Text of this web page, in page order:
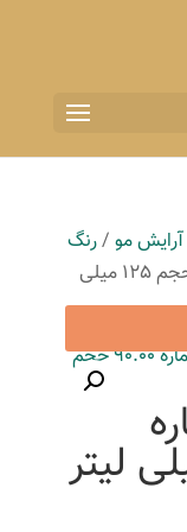
آرایش مو/رنگ
/ رنگ مو کالیون شماره 90.00 حجم 125 میلی
125 میلی لیتر